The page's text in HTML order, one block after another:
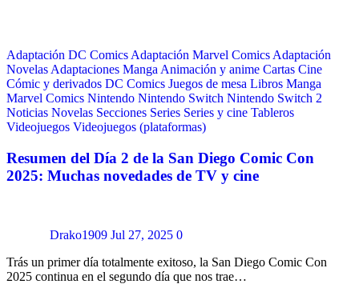
Adaptación DC Comics Adaptación Marvel Comics Adaptación
Novelas Adaptaciones Manga Animación y anime Cartas Cine
Cómic y derivados DC Comics Juegos de mesa Libros Manga
Marvel Comics Nintendo Nintendo Switch Nintendo Switch 2
Noticias Novelas Secciones Series Series y cine Tableros
Videojuegos Videojuegos (plataformas)
Resumen del Día 2 de la San Diego Comic Con
2025: Muchas novedades de TV y cine
Drako1909 Jul 27, 2025 0
Trás un primer día totalmente exitoso, la San Diego Comic Con
2025 continua en el segundo día que nos trae…